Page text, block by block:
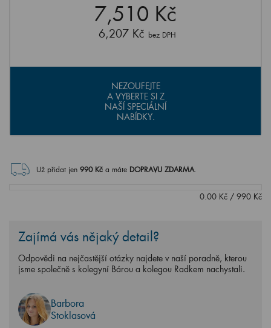
7,510 Kč
6,207 Kč bez DPH
NEZOUFEJTE
A VYBERTE SI Z
NAŠÍ SPECIÁLNÍ
NABÍDKY.
Už přidat jen 990Kč a máte DOPRAVU ZDARMA.
0.00 Kč / 990 Kč
Zajímá vás nějaký detail?
Odpovědi na nejčastější otázky najdete v naší poradně, kterou
jsme společně s kolegyní Bárou a kolegou Radkem nachystali.
Barbora
Stoklasová